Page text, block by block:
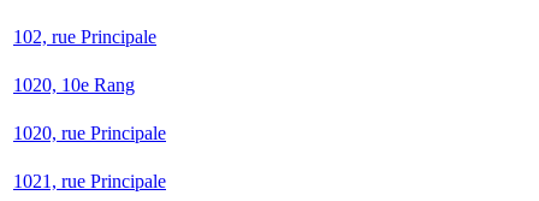
102, rue Principale
1020, 10e Rang
1020, rue Principale
1021, rue Principale